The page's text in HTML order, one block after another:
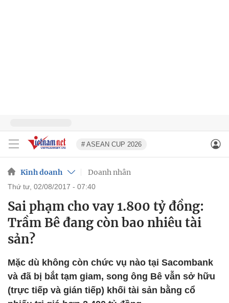
# ASEAN CUP 2026
Kinh doanh Doanh nhân
thứ tư, 02/08/2017 - 07:40
Sai phạm cho vay 1.800 tỷ đồng:
Trầm Bê đang còn bao nhiêu tài
sản?
Mặc dù không còn chức vụ nào tại Sacombank
và đã bị bắt tạm giam, song ông Bê vẫn sở hữu
(trực tiếp và gián tiếp) khối tài sản bằng cổ